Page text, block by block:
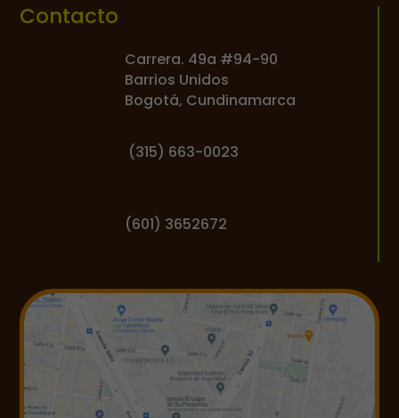
Contacto
Carrera. 49a #94-90
Barrios Unidos
Bogotá, Cundinamarca
(315) 663-0023
(601) 3652672